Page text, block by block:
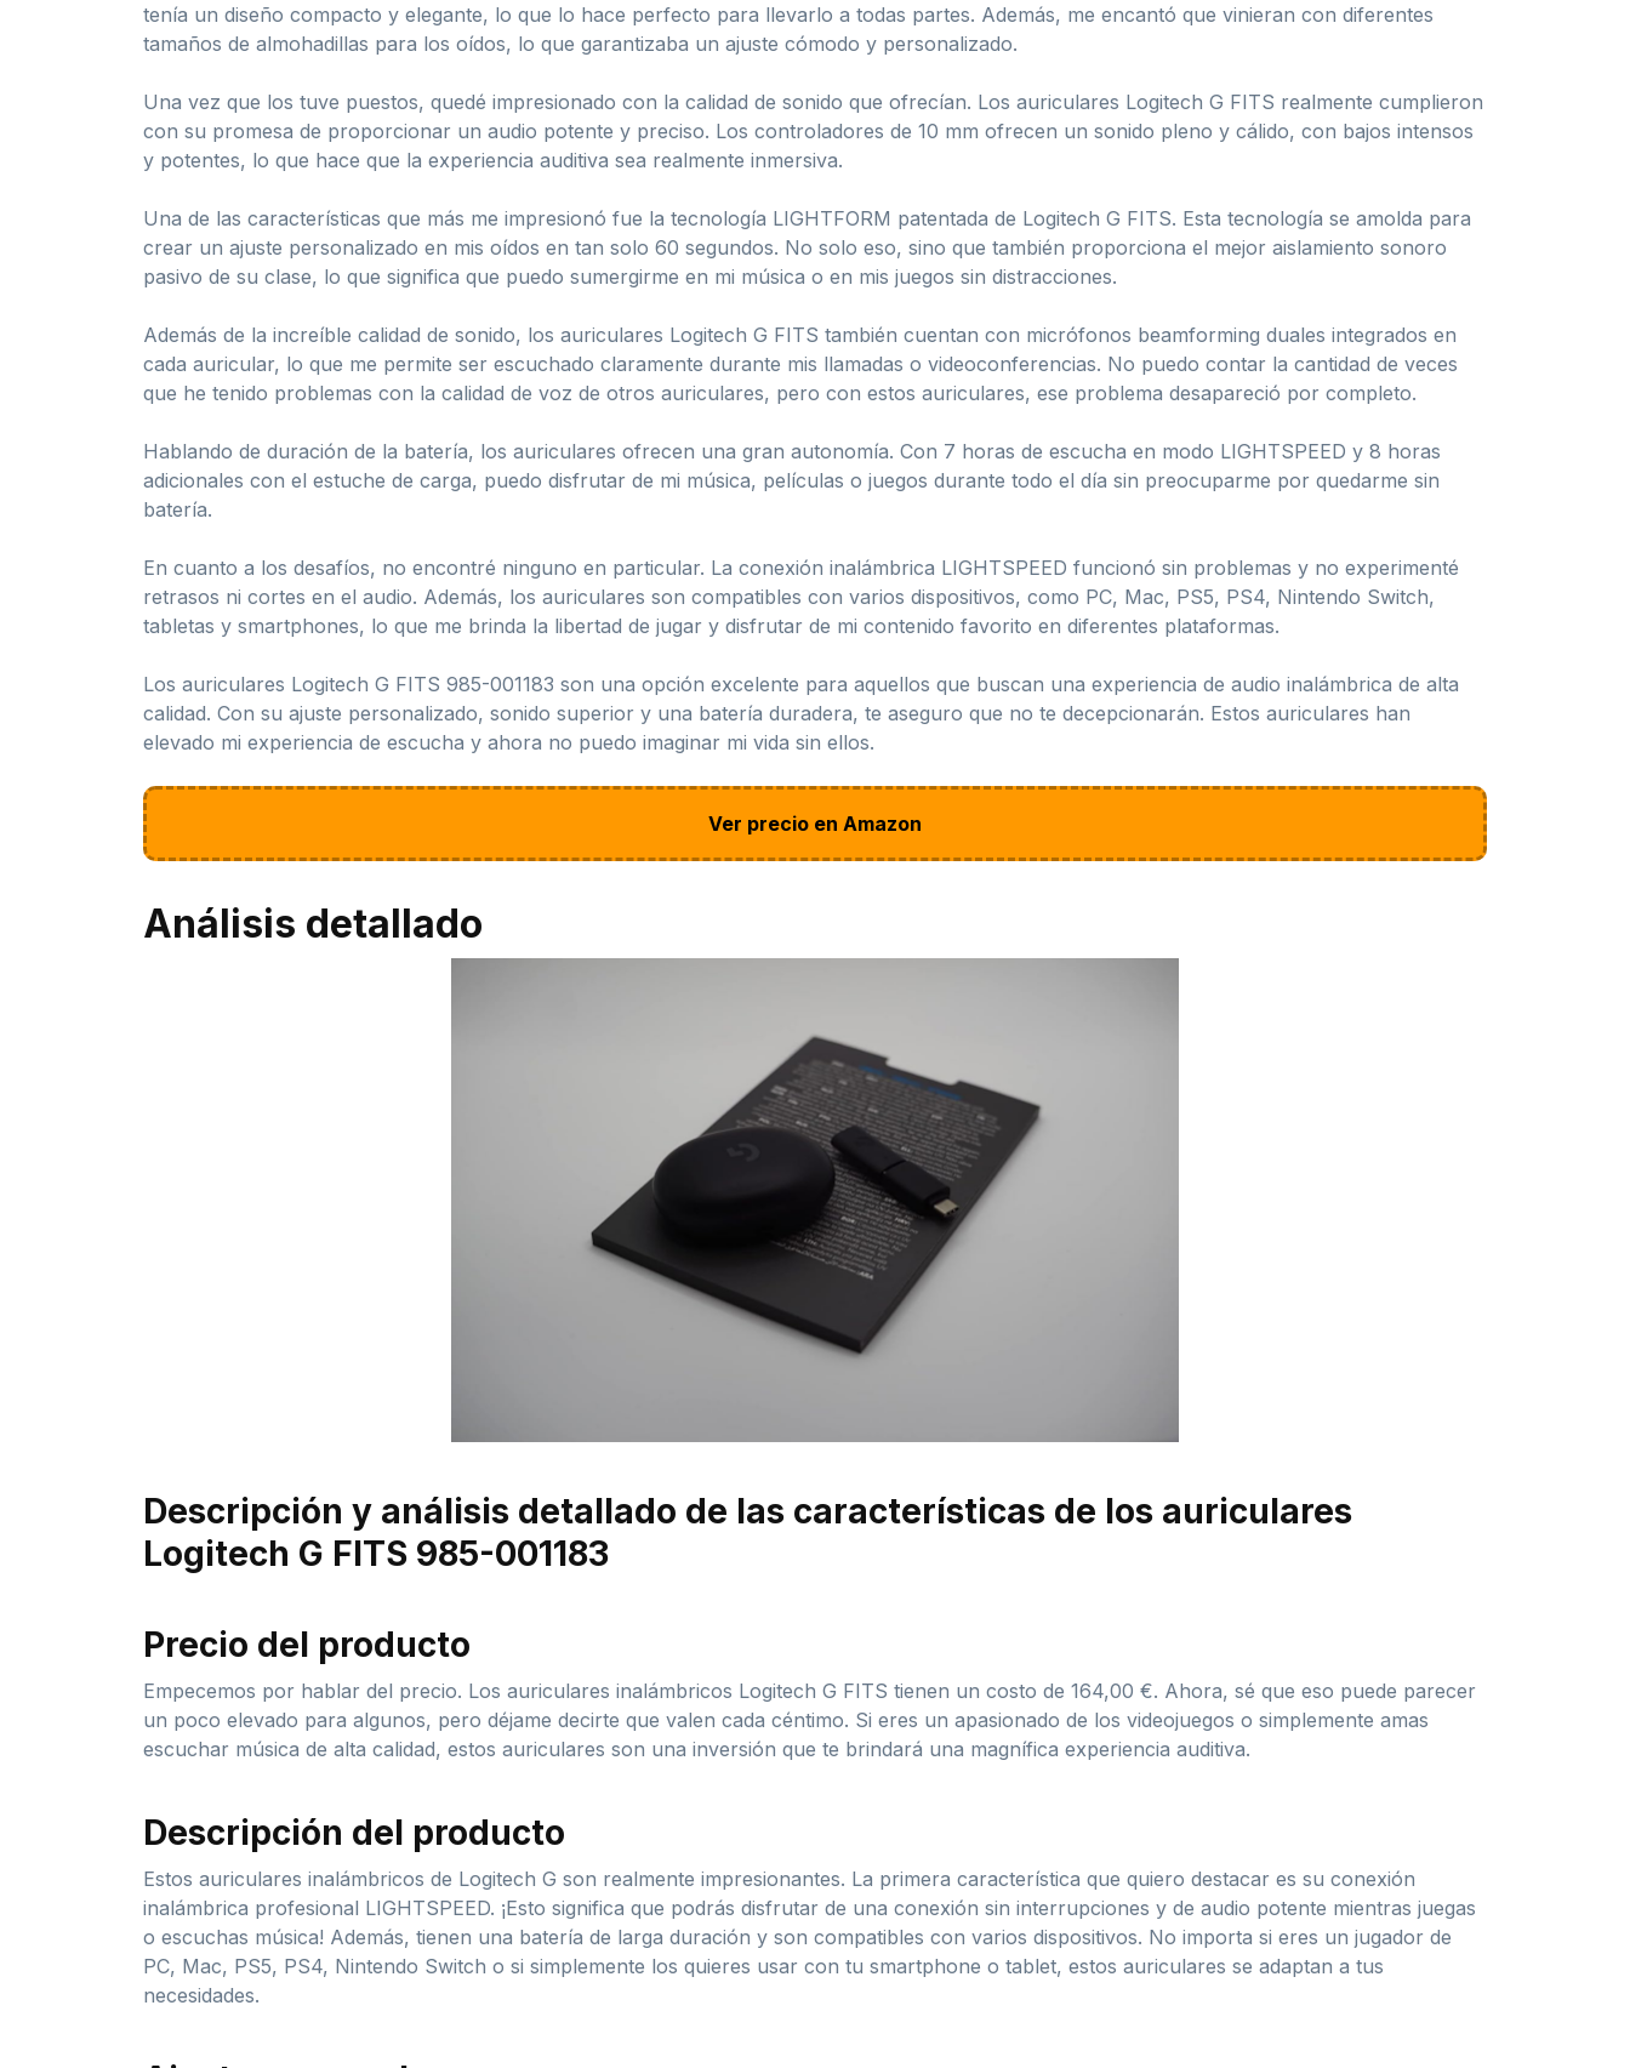
tenía un diseño compacto y elegante, lo que lo hace perfecto para llevarlo a todas partes. Además, me encantó que vinieran con diferentes
tamaños de almohadillas para los oídos, lo que garantizaba un ajuste cómodo y personalizado.
Una vez que los tuve puestos, quedé impresionado con la calidad de sonido que ofrecían. Los auriculares Logitech G FITS realmente cumplieron
con su promesa de proporcionar un audio potente y preciso. Los controladores de 10 mm ofrecen un sonido pleno y cálido, con bajos intensos
y potentes, lo que hace que la experiencia auditiva sea realmente inmersiva.
Una de las características que más me impresionó fue la tecnología LIGHTFORM patentada de Logitech G FITS. Esta tecnología se amolda para
crear un ajuste personalizado en mis oídos en tan solo 60 segundos. No solo eso, sino que también proporciona el mejor aislamiento sonoro
pasivo de su clase, lo que significa que puedo sumergirme en mi música o en mis juegos sin distracciones.
Además de la increíble calidad de sonido, los auriculares Logitech G FITS también cuentan con micrófonos beamforming duales integrados en
cada auricular, lo que me permite ser escuchado claramente durante mis llamadas o videoconferencias. No puedo contar la cantidad de veces
que he tenido problemas con la calidad de voz de otros auriculares, pero con estos auriculares, ese problema desapareció por completo.
Hablando de duración de la batería, los auriculares ofrecen una gran autonomía. Con 7 horas de escucha en modo LIGHTSPEED y 8 horas
adicionales con el estuche de carga, puedo disfrutar de mi música, películas o juegos durante todo el día sin preocuparme por quedarme sin
batería.
En cuanto a los desafíos, no encontré ninguno en particular. La conexión inalámbrica LIGHTSPEED funcionó sin problemas y no experimenté
retrasos ni cortes en el audio. Además, los auriculares son compatibles con varios dispositivos, como PC, Mac, PS5, PS4, Nintendo Switch,
tabletas y smartphones, lo que me brinda la libertad de jugar y disfrutar de mi contenido favorito en diferentes plataformas.
Los auriculares Logitech G FITS 985-001183 son una opción excelente para aquellos que buscan una experiencia de audio inalámbrica de alta
calidad. Con su ajuste personalizado, sonido superior y una batería duradera, te aseguro que no te decepcionarán. Estos auriculares han
elevado mi experiencia de escucha y ahora no puedo imaginar mi vida sin ellos.
Ver precio en Amazon
Análisis detallado
Descripción y análisis detallado de las características de los auriculares
Logitech G FITS 985-001183
Precio del producto
Empecemos por hablar del precio. Los auriculares inalámbricos Logitech G FITS tienen un costo de 164,00 €. Ahora, sé que eso puede parecer
un poco elevado para algunos, pero déjame decirte que valen cada céntimo. Si eres un apasionado de los videojuegos o simplemente amas
escuchar música de alta calidad, estos auriculares son una inversión que te brindará una magnífica experiencia auditiva.
Descripción del producto
Estos auriculares inalámbricos de Logitech G son realmente impresionantes. La primera característica que quiero destacar es su conexión
inalámbrica profesional LIGHTSPEED. ¡Esto significa que podrás disfrutar de una conexión sin interrupciones y de audio potente mientras juegas
o escuchas música! Además, tienen una batería de larga duración y son compatibles con varios dispositivos. No importa si eres un jugador de
PC, Mac, PS5, PS4, Nintendo Switch o si simplemente los quieres usar con tu smartphone o tablet, estos auriculares se adaptan a tus
necesidades.